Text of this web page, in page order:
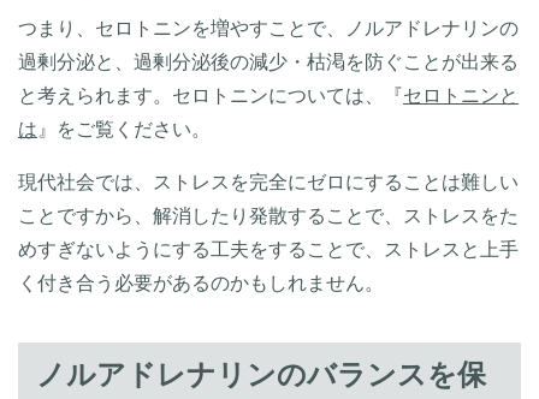
つまり、セロトニンを増やすことで、ノルアドレナリンの
過剰分泌と、過剰分泌後の減少・枯渇を防ぐことが出来る
と考えられます。セロトニンについては、『セロトニンと
は 』をご覧ください。
現代社会では、ストレスを完全にゼロにすることは難しい
ことですから、解消したり発散することで、ストレスをた
めすぎないようにする工夫をすることで、ストレスと上手
く付き合う必要があるのかもしれません。
ノルアドレナリンのバランスを保